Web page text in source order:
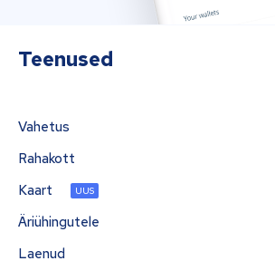
Teenused
Vahetus
Rahakott
Kaart
UUS
Äriühingutele
Laenud